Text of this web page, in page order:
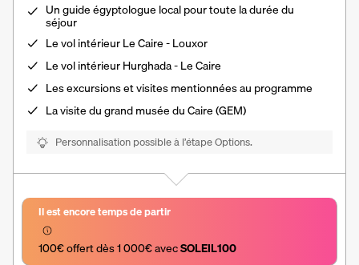
Unguide égyptologue localpour toute la durée du
séjour
Levol intérieur Le Caire - Louxor
Le vol intérieurHurghada - Le Caire
Les excursions et visites mentionnées au programme
La visite du grand musée du Caire (GEM)
Personnalisation possible à l’étape Options.
Il est encore temps de partir
100€ offert dès 1 000€ avec SOLEIL100